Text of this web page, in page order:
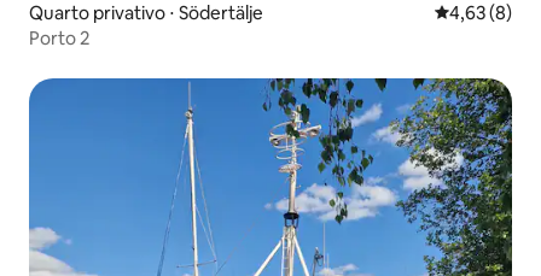
Quarto privativo ⋅ Södertälje 4,63 de uma
4,63 (8)
Porto 2